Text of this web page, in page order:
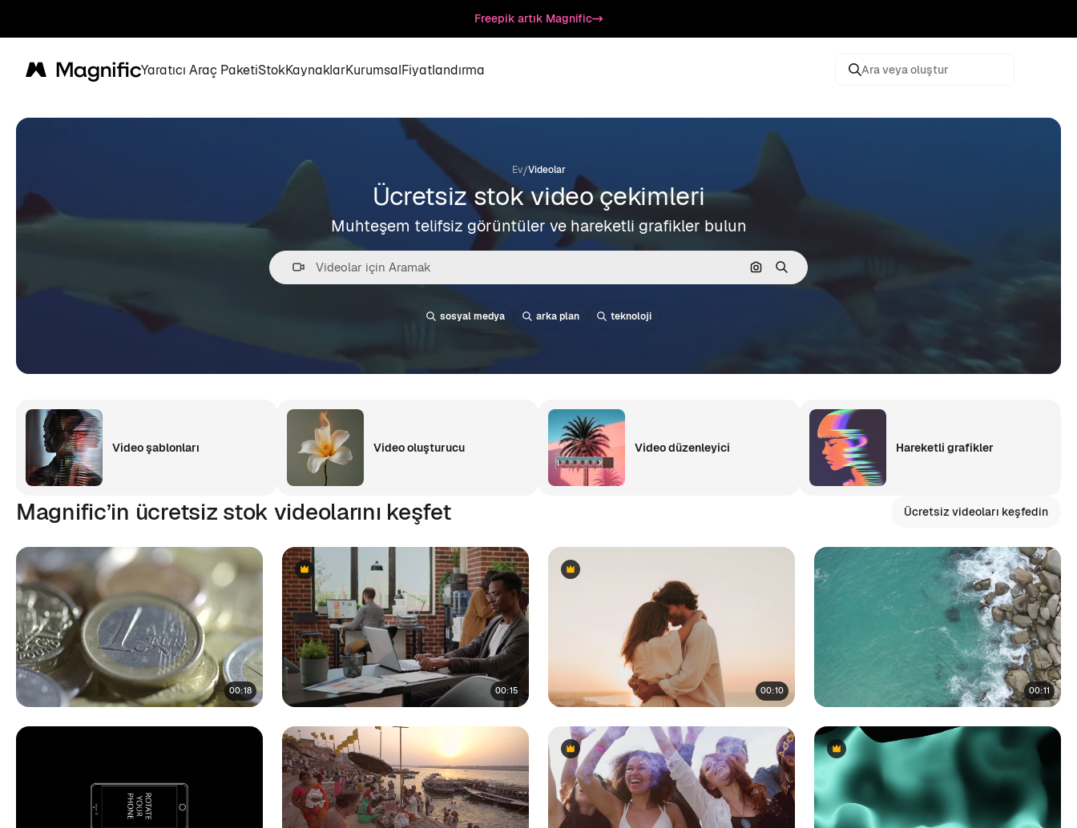
Freepik artık Magnific
Magnific Yaratıcı Araç PaketiStokKaynaklarKurumsalFiyatlandırma Ara veya oluştur
Ev/Videolar
Ücretsiz stok video çekimleri
Muhteşem telifsiz görüntüler ve hareketli grafikler bulun
Görüntüyle ara
Aramak
sosyal medya arka plan teknoloji
Video şablonları Video oluşturucu Video düzenleyici Hareketli grafikler
Magnific’in ücretsiz stok videolarını keşfet
00:18 00:15
Premium
Premium
00:10
Premium
Premium
00:11
Premium
Premium Premium
Premium
Ücretsiz videoları keşfedin